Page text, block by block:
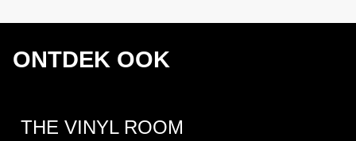
ONTDEK OOK
THE VINYL ROOM